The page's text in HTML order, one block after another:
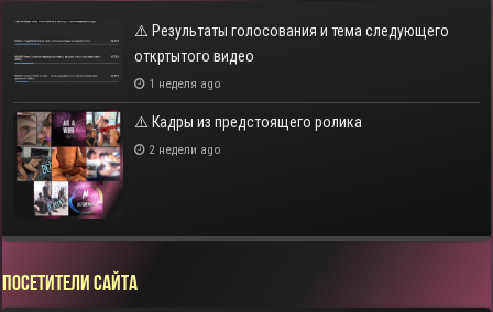
⚠️ Результаты голосования и тема следующего
откртытого видео
1 неделя ago
⚠️ Кадры из предстоящего ролика
2 недели ago
Посетители сайта